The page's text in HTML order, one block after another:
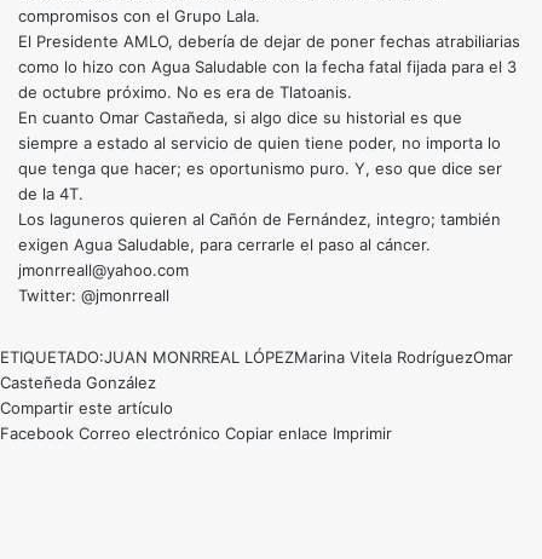
compromisos con el Grupo Lala.
El Presidente AMLO, debería de dejar de poner fechas atrabiliarias
como lo hizo con Agua Saludable con la fecha fatal fijada para el 3
de octubre próximo. No es era de Tlatoanis.
En cuanto Omar Castañeda, si algo dice su historial es que
siempre a estado al servicio de quien tiene poder, no importa lo
que tenga que hacer; es oportunismo puro. Y, eso que dice ser
de la 4T.
Los laguneros quieren al Cañón de Fernández, integro; también
exigen Agua Saludable, para cerrarle el paso al cáncer.
jmonrreall@yahoo.com
Twitter: @jmonrreall
ETIQUETADO:JUAN MONRREAL LÓPEZMarina Vitela RodríguezOmar
Casteñeda González
Compartir este artículo
Facebook Correo electrónico Copiar enlace Imprimir